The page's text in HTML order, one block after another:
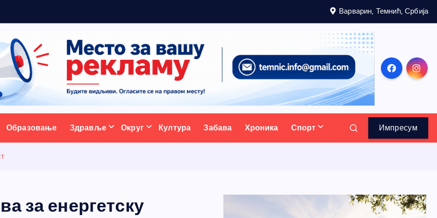
Варварин, Темнић, Србија
портал
Образовање Здравље Округ Култура Забава Хроника Спорт Импресум
за енергетску